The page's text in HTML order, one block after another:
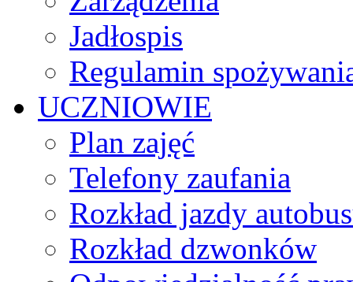
Jadłospis
Regulamin
UCZNIOWIE
Plan zajęć
Telefony zaufania
Rozkład jazdy
Rozkład dzwonków